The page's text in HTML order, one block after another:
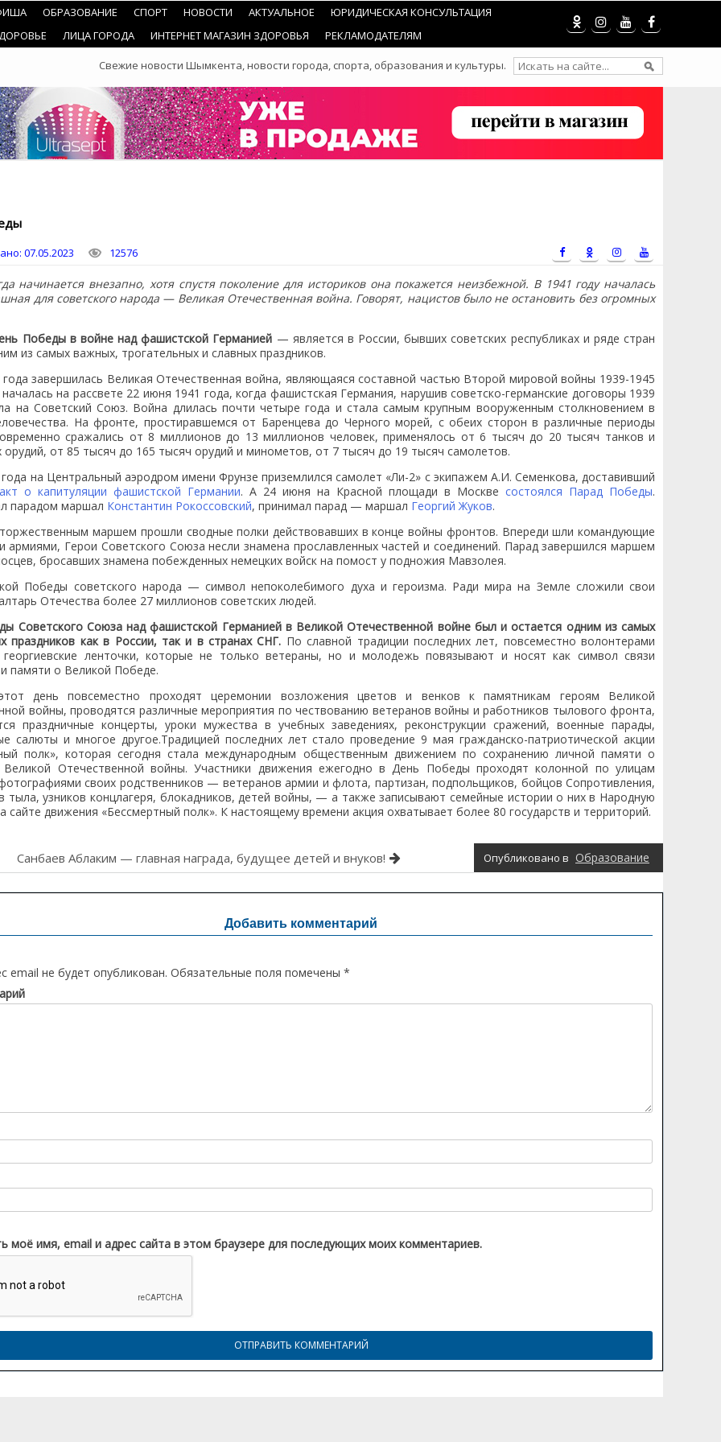
Свежие новости Шымкента, новости города, спорта, образования и культуры.
ОБРАЗОВАНИЕ СПОРТ НОВОСТИ АКТУАЛЬНОЕ
ЮРИДИЧЕСКАЯ КОНСУЛЬТАЦИЯ
ЛИЦА ГОРОДА ИНТЕРНЕТ МАГАЗИН ЗДОРОВЬЯ РЕКЛАМОДАТЕЛЯМ
07.05.2023 12576
начинается внезапно, хотя спустя поколение для историков она покажется неизбежной. В 1941 году началась
для советского народа — Великая Отечественная война. Говорят, нацистов было не остановить без огромных
Победы в войне над фашистской Германией — является в России, бывших советских республиках и ряде стран
из самых важных, трогательных и славных праздников.
завершилась Великая Отечественная война, являющаяся составной частью Второй мировой войны 1939-1945
на рассвете 22 июня 1941 года, когда фашистская Германия, нарушив советско-германские договоры 1939
на Советский Союз. Война длилась почти четыре года и стала самым крупным вооруженным столкновением в
На фронте, простиравшемся от Баренцева до Черного морей, с обеих сторон в различные периоды
сражались от 8 миллионов до 13 миллионов человек, применялось от 6 тысяч до 20 тысяч танков и
от 85 тысяч до 165 тысяч орудий и минометов, от 7 тысяч до 19 тысяч самолетов.
на Центральный аэродром имени Фрунзе приземлился самолет «Ли-2» с экипажем А.И. Семенкова, доставивший
акт о капитуляции фашистской Германии. А 24 июня на Красной площади в Москве состоялся Парад Победы.
парадом маршал Константин Рокоссовский, принимал парад — маршал Георгий Жуков.
маршем прошли сводные полки действовавших в конце войны фронтов. Впереди шли командующие
армиями, Герои Советского Союза несли знамена прославленных частей и соединений. Парад завершился маршем
бросавших знамена побежденных немецких войск на помост у подножия Мавзолея.
Победы советского народа — символ непоколебимого духа и героизма. Ради мира на Земле сложили свои
Отечества более 27 миллионов советских людей.
Советского Союза над фашистской Германией в Великой Отечественной войне был и остается одним из самых
праздников как в России, так и в странах СНГ. По славной традиции последних лет, повсеместно волонтерами
георгиевские ленточки, которые не только ветераны, но и молодежь повязывают и носят как символ связи
памяти о Великой Победе.
день повсеместно проходят церемонии возложения цветов и венков к памятникам героям Великой
войны, проводятся различные мероприятия по чествованию ветеранов войны и работников тылового фронта,
праздничные концерты, уроки мужества в учебных заведениях, реконструкции сражений, военные парады,
салюты и многое другое.Традицией последних лет стало проведение 9 мая гражданско-патриотической акции
полк», которая сегодня стала международным общественным движением по сохранению личной памяти о
Великой Отечественной войны. Участники движения ежегодно в День Победы проходят колонной по улицам
своих родственников — ветеранов армии и флота, партизан, подпольщиков, бойцов Сопротивления,
тыла, узников концлагеря, блокадников, детей войны, — а также записывают семейные истории о них в Народную
сайте движения «Бессмертный полк». К настоящему времени акция охватывает более 80 государств и территорий.
Опубликовано в Образование
Санбаев Аблаким — главная награда, будущее детей и внуков!
Добавить комментарий
email не будет опубликован. Обязательные поля помечены *
моё имя, email и адрес сайта в этом браузере для последующих моих комментариев.